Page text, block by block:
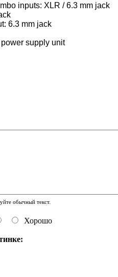
inputs: XLR / 6.3 mm jack
6.3 mm jack
supply unit
обычный текст.
Хорошо